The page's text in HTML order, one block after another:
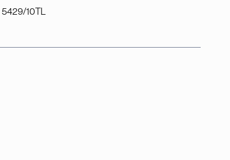
5429/10TL